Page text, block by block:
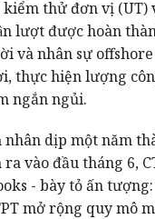
thử đơn vị (UT)
lượt được hoàn
và nhân sự
thực hiện lượng
ngắn ngủi.
dịp một năm
vào đầu tháng 6,
- bày tỏ ấn
mở rộng quy mô